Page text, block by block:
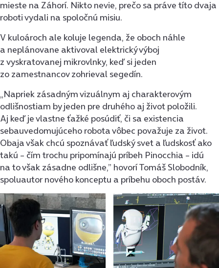
mieste na Záhorí. Nikto nevie, prečo sa práve títo dvaja
roboti vydali na spoločnú misiu.
V kuloároch ale koluje legenda, že oboch náhle
a neplánovane aktivoval elektrický výboj
z vyskratovanej mikrovlnky, keď si jeden
zo zamestnancov zohrieval segedín.
„Napriek zásadným vizuálnym aj charakterovým
odlišnostiam by jeden pre druhého aj život položili.
Aj keď je vlastne ťažké posúdiť, či sa existencia
sebauvedomujúceho robota vôbec považuje za život.
Obaja však chcú spoznávať ľudský svet a ľudskosť ako
takú – čím trochu pripomínajú príbeh Pinocchia – idú
na to však zásadne odlišne,” hovorí Tomáš Slobodník,
spoluautor nového konceptu a príbehu oboch postáv.